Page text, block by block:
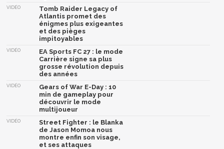
VIDÉO
Tomb Raider Legacy of
Atlantis promet des
énigmes plus exigeantes
et des pièges
impitoyables
VIDÉO
EA Sports FC 27 : le mode
Carrière signe sa plus
grosse révolution depuis
des années
VIDÉO
Gears of War E-Day : 10
min de gameplay pour
découvrir le mode
multijoueur
VIDÉO
Street Fighter : le Blanka
de Jason Momoa nous
montre enfin son visage,
et ses attaques